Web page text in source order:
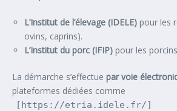
L’Institut de l’élevage (IDELE) pour les
ovins, caprins).
L’Institut du porc (IFIP) pour les
La démarche s’effectue par voie
plateformes dédiées comme
[https://etria.idele.fr/]